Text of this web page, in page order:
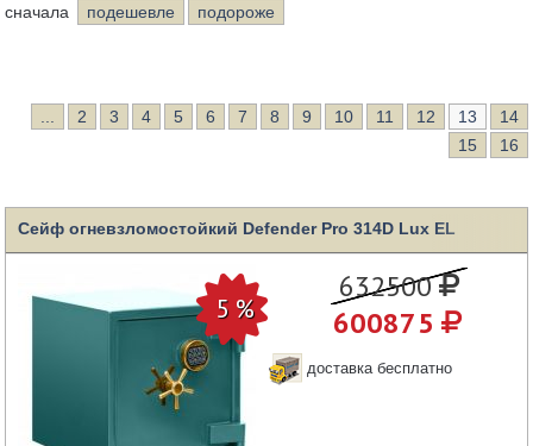
сначала подешевле подороже
2 3 4 5 6 7 8 9 10 11 12 13
14
15
16
Сейф огневзломостойкий Defender Pro 314D Lux EL
632500
600875
доставка бесплатно